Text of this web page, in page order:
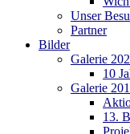
Unser
Partner
Bilder
Galerie
10
Galerie
13.